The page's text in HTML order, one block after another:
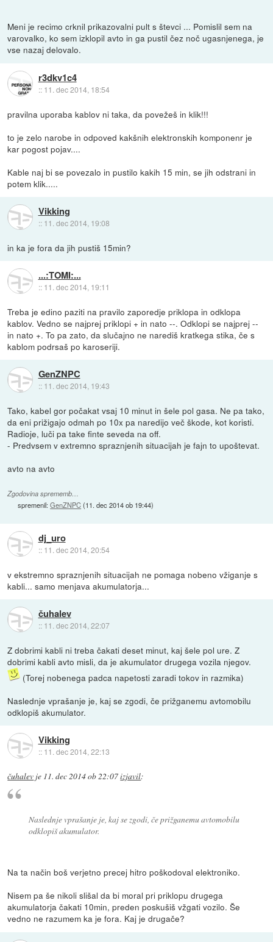
Meni je recimo crknil prikazovalni pult s števci ... Pomislil sem na
varovalko, ko sem izklopil avto in ga pustil čez noč ugasnjenega, je
vse nazaj delovalo.
r3dkv1c4
:: 11. dec 2014, 18:54
pravilna uporaba kablov ni taka, da povežeš in klik!!!
to je zelo narobe in odpoved kakšnih elektronskih komponenr je
kar pogost pojav....
Kable naj bi se povezalo in pustilo kakih 15 min, se jih odstrani in
potem klik.....
Vikking
:: 11. dec 2014, 19:08
in ka je fora da jih pustiš 15min?
...:TOMI:...
:: 11. dec 2014, 19:11
Treba je edino paziti na pravilo zaporedje priklopa in odklopa
kablov. Vedno se najprej priklopi + in nato --. Odklopi se najprej --
in nato +. To pa zato, da slučajno ne narediš kratkega stika, če s
kablom podrsaš po karoseriji.
GenZNPC
:: 11. dec 2014, 19:43
Tako, kabel gor počakat vsaj 10 minut in šele pol gasa. Ne pa tako,
da eni prižigajo odmah po 10x pa naredijo več škode, kot koristi.
Radioje, luči pa take finte seveda na off.
- Predvsem v extremno spraznjenih situacijah je fajn to upoštevat.
avto na avto
Zgodovina sprememb…
spremenil:GenZNPC(11. dec 2014 ob 19:44)
dj_uro
:: 11. dec 2014, 20:54
v ekstremno spraznjenih situacijah ne pomaga nobeno vžiganje s
kabli... samo menjava akumulatorja...
čuhalev
:: 11. dec 2014, 22:07
Z dobrimi kabli ni treba čakati deset minut, kaj šele pol ure. Z
dobrimi kabli avto misli, da je akumulator drugega vozila njegov.
(Torej nobenega padca napetosti zaradi tokov in razmika)
Naslednje vprašanje je, kaj se zgodi, če prižganemu avtomobilu
odklopiš akumulator.
Vikking
:: 11. dec 2014, 22:13
čuhalev je 11. dec 2014 ob 22:07izjavil:
Naslednje vprašanje je, kaj se zgodi, če prižganemu avtomobilu
odklopiš akumulator.
Na ta način boš verjetno precej hitro poškodoval elektroniko.
Nisem pa še nikoli slišal da bi moral pri priklopu drugega
akumulatorja čakati 10min, preden poskušiš vžgati vozilo. Še
vedno ne razumem ka je fora. Kaj je drugače?